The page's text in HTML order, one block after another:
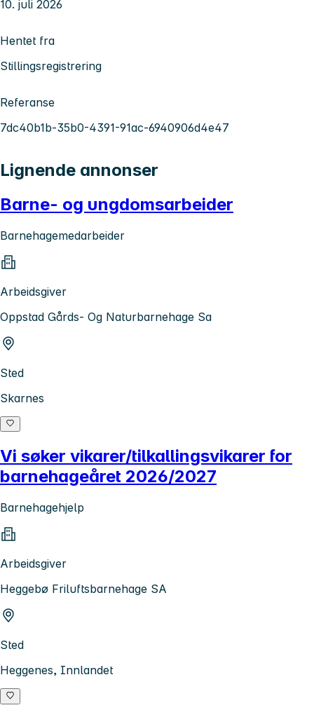
10. juli 2026
Hentet fra
Stillingsregistrering
Referanse
7dc40b1b-35b0-4391-91ac-6940906d4e47
Lignende annonser
Barne- og ungdomsarbeider
Barnehagemedarbeider
Arbeidsgiver
Oppstad Gårds- Og Naturbarnehage Sa
Sted
Skarnes
Vi søker vikarer/tilkallingsvikarer for
barnehageåret 2026/2027
Barnehagehjelp
Arbeidsgiver
Heggebø Friluftsbarnehage SA
Sted
Heggenes, Innlandet